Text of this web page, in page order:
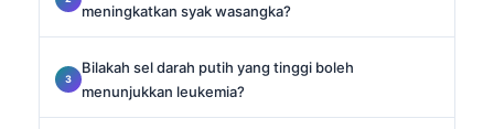
meningkatkan syak wasangka?
Bilakah sel darah putih yang tinggi boleh
menunjukkan leukemia?